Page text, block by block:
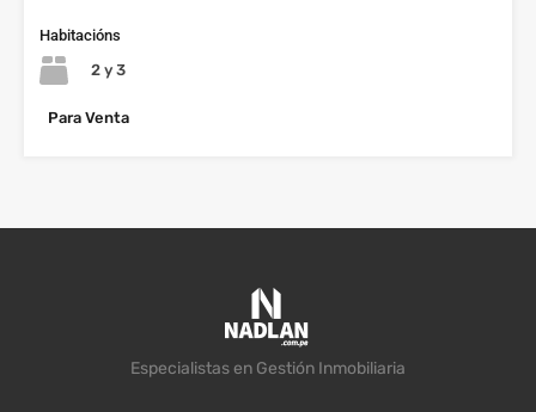
Habitacións
2 y 3
Para Venta
Especialistas en Gestión Inmobiliaria